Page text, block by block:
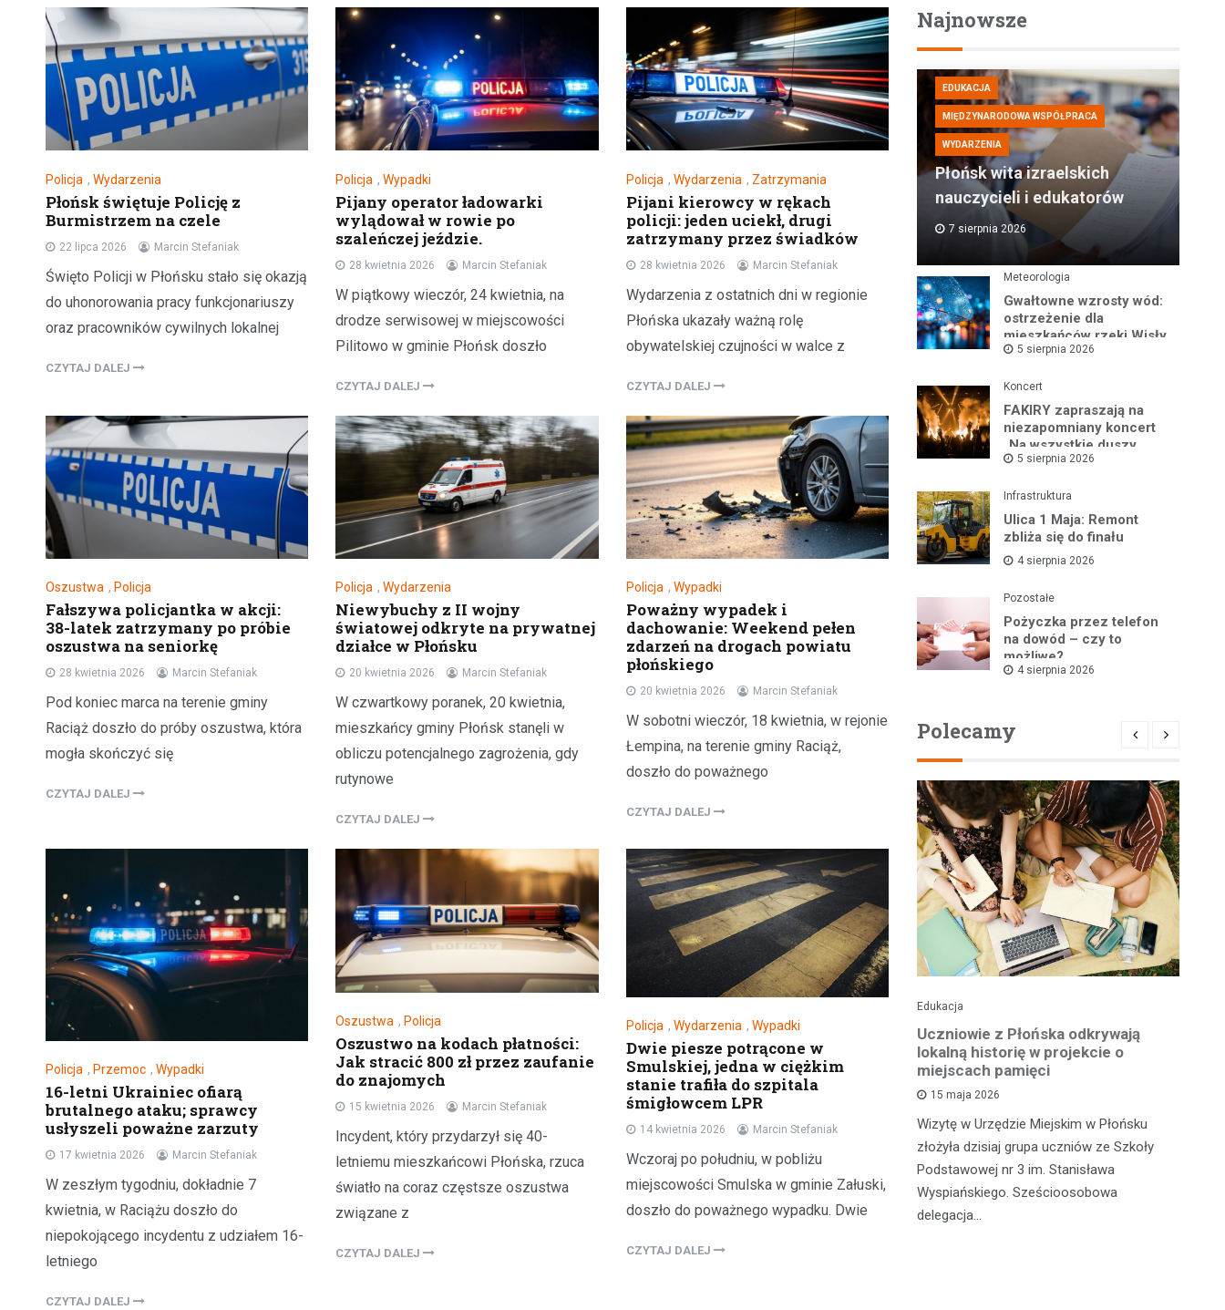
Policja , Wydarzenia
Płońsk świętuje Policję z
Burmistrzem na czele
22 lipca 2026 Marcin Stefaniak
Święto Policji w Płońsku stało się okazją
do uhonorowania pracy funkcjonariuszy
oraz pracowników cywilnych lokalnej
CZYTAJ DALEJ
Policja ,Wypadki
Pijany operator ładowarki
wylądował w rowie po
szaleńczej jeździe.
28 kwietnia 2026 Marcin Stefaniak
W piątkowy wieczór, 24 kwietnia, na
drodze serwisowej w miejscowości
Pilitowo w gminie Płońsk doszło
CZYTAJ DALEJ
Policja , Wydarzenia , Zatrzymania
Pijani kierowcy w rękach
policji: jeden uciekł, drugi
zatrzymany przez świadków
28 kwietnia 2026 Marcin Stefaniak
Wydarzenia z ostatnich dni w regionie
Płońska ukazały ważną rolę
obywatelskiej czujności w walce z
CZYTAJ DALEJ
Oszustwa , Policja
Fałszywa policjantka w akcji:
38-latek zatrzymany po próbie
oszustwa na seniorkę
28 kwietnia 2026 Marcin Stefaniak
Pod koniec marca na terenie gminy
Raciąż doszło do próby oszustwa, która
mogła skończyć się
CZYTAJ DALEJ
Policja ,Wydarzenia
Niewybuchy z II wojny
światowej odkryte na prywatnej
działce w Płońsku
20 kwietnia 2026 Marcin Stefaniak
W czwartkowy poranek, 20 kwietnia,
mieszkańcy gminy Płońsk stanęli w
obliczu potencjalnego zagrożenia, gdy
rutynowe
CZYTAJ DALEJ
Policja , Wypadki
Poważny wypadek i
dachowanie: Weekend pełen
zdarzeń na drogach powiatu
płońskiego
20 kwietnia 2026 Marcin Stefaniak
W sobotni wieczór, 18 kwietnia, w rejonie
Łempina, na terenie gminy Raciąż,
doszło do poważnego
CZYTAJ DALEJ
Policja , Przemoc , Wypadki
16-letni Ukrainiec ofiarą
brutalnego ataku; sprawcy
usłyszeli poważne zarzuty
17 kwietnia 2026 Marcin Stefaniak
W zeszłym tygodniu, dokładnie 7
kwietnia, w Raciążu doszło do
niepokojącego incydentu z udziałem 16-
letniego
CZYTAJ DALEJ
Oszustwa , Policja
Oszustwo na kodach płatności:
Jak stracić 800 zł przez zaufanie
do znajomych
15 kwietnia 2026 Marcin Stefaniak
Incydent, który przydarzył się 40-
letniemu mieszkańcowi Płońska, rzuca
światło na coraz częstsze oszustwa
związane z
CZYTAJ DALEJ
Policja , Wydarzenia , Wypadki
Dwie piesze potrącone w
Smulskiej, jedna w ciężkim
stanie trafiła do szpitala
śmigłowcem LPR
14 kwietnia 2026 Marcin Stefaniak
Wczoraj po południu, w pobliżu
miejscowości Smulska w gminie Załuski,
doszło do poważnego wypadku. Dwie
CZYTAJ DALEJ
Najnowsze
EDUKACJA
MIĘDZYNARODOWA WSPÓŁPRACA
WYDARZENIA
Płońsk wita izraelskich
nauczycieli i edukatorów
7 sierpnia 2026
Meteorologia
Gwałtowne wzrosty wód:
ostrzeżenie dla
mieszkańców rzeki Wisły
i okolic
5 sierpnia 2026
Koncert
FAKIRY zapraszają na
niezapomniany koncert
„Na wszystkie duszy
nastroje”
5 sierpnia 2026
Infrastruktura
Ulica 1 Maja: Remont
zbliża się do finału
4 sierpnia 2026
Pozostałe
Pożyczka przez telefon
na dowód – czy to
możliwe?
4 sierpnia 2026
Polecamy
Odnowienie historycznego pomnika
w Gralewie
11 grudnia 2023
Dnia 9 grudnia, powiewało odświętną
atmosferą w Starym Gralewie. To właśnie
tego dnia, mieszkańcy i goście miasteczka
Edukacja
Uczniowie z Płońska odkrywają
lokalną historię w projekcie o
miejscach pamięci
15 maja 2026
Wizytę w Urzędzie Miejskim w Płońsku
złożyła dzisiaj grupa uczniów ze Szkoły
Podstawowej nr 3 im. Stanisława
Wyspiańskiego. Sześcioosobowa
delegacja…